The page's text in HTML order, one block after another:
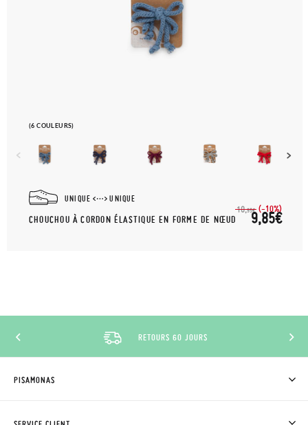
(6 COULEURS)
UNIQUE UNIQUE
CHOUCHOU À CORDON ÉLASTIQUE EN FORME DE NŒUD
10,95€ (-10%)
9,85€
RETOURS 60 JOURS
PISAMONAS